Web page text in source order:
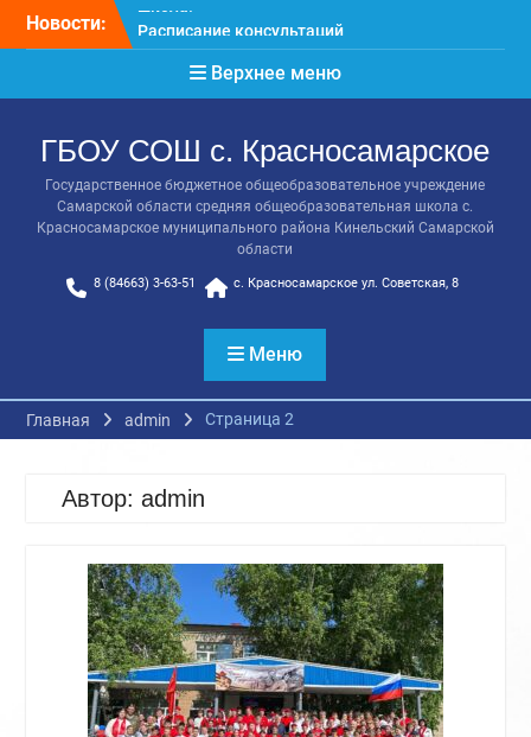
Новости:
Расписание консультаций
выпускников 9 класса
Класс года
Последний звонок
ТОП «Ребёнок не прошёл
на бюджет. Как получить
господдержку и
сохранить семейный
школа!
Верхнее меню
ГБОУ СОШ с. Красносамарское
Государственное бюджетное общеобразовательное учреждение
Самарской области средняя общеобразовательная школа с.
Красносамарское муниципального района Кинельский Самарской
области
8 (84663) 3-63-51 с. Красносамарское ул. Советская, 8
Меню
Главная admin Страница 2
Автор: admin